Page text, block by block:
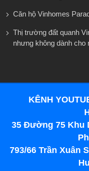
Căn hộ Vinhomes
Thị trường đất quanh
nhưng không dành cho
KÊNH
35 Đường 75 Khu
793/66 Trần Xuân